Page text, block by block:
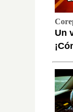
Un